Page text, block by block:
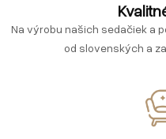
Na výrobu našich sedačiek a
od slovenských a